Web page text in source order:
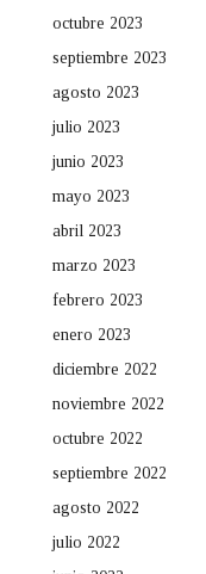
octubre 2023
septiembre 2023
agosto 2023
julio 2023
junio 2023
mayo 2023
abril 2023
marzo 2023
febrero 2023
enero 2023
diciembre 2022
noviembre 2022
octubre 2022
septiembre 2022
agosto 2022
julio 2022